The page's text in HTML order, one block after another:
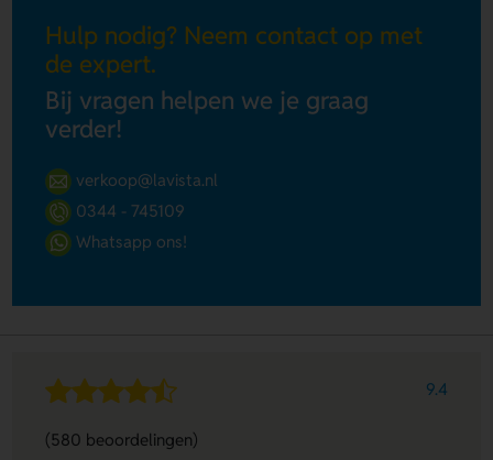
Hulp nodig? Neem contact op met
de expert.
Bij vragen helpen we je graag
verder!
verkoop@lavista.nl
0344 - 745109
Whatsapp ons!
9.4
(580 beoordelingen)